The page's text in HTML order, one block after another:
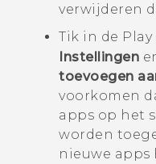
verwijderen
Tik in de Play
Instellingen
toevoegen
voorkomen
apps op het
worden
nieuwe apps